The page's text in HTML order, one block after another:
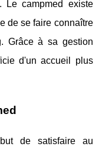
Le campmed existe
de se faire connaître
Grâce à sa gestion
d'un accueil plus
de satisfaire au